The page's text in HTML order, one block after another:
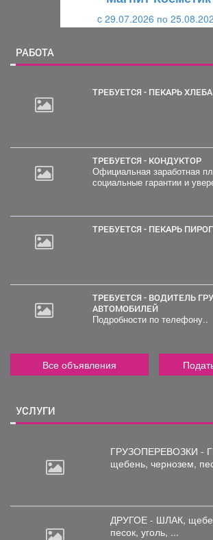
c 29.07.2026 по
РАБОТА
ТРЕБУЕТСЯ - ПЕКАРЬ ХЛЕБА
ТРЕБУЕТСЯ - КОНДУКТОР
Официальная заработная
социальные гарантии и
ТРЕБУЕТСЯ - ПЕКАРЬ
ТРЕБУЕТСЯ - ВОДИТЕЛЬ ГРУЗОВЫХ
АВТОМОБИЛЕЙ
Подробности по телефону..
Все объявления
УСЛУГИ
ГРУЗОПЕРЕВОЗКИ -
щебень, чернозем,
ДРУГОЕ - ШЛАК,
песок, уголь, ...